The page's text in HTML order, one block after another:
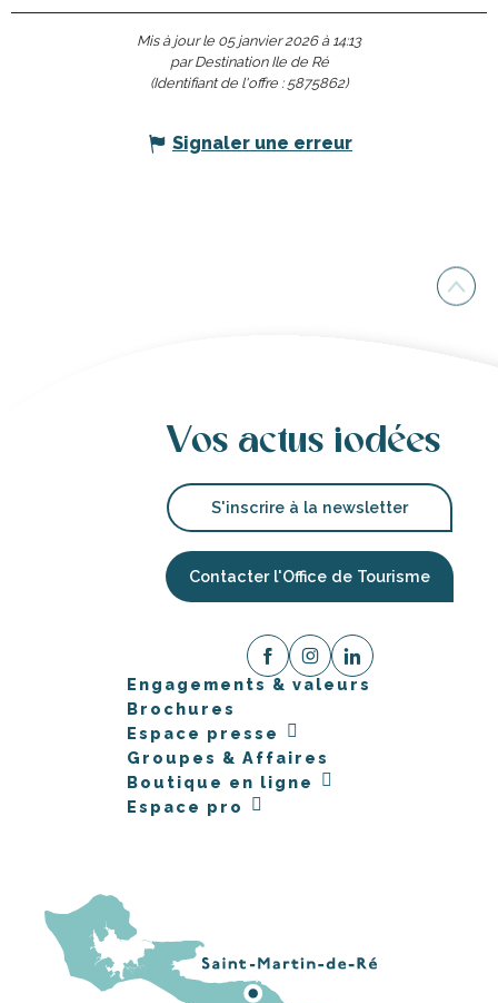
Mis à jour le 05 janvier 2026 à 14:13
par Destination Ile de Ré
(Identifiant de l'offre : 5875862)
Signaler une erreur
Vos actus iodées
S'inscrire à la newsletter
Contacter l'Office de Tourisme
Engagements & valeurs
Brochures
Espace presse
Groupes & Affaires
Boutique en ligne
Espace pro